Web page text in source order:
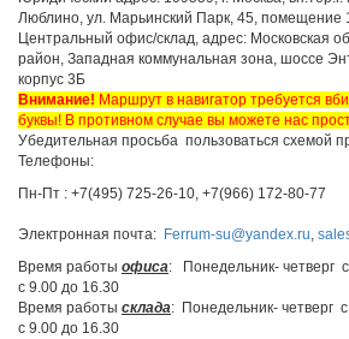
Люблино, ул. Марьинский Парк, 45, помещение
Центральный офис/склад, адрес: Московская
район, Западная коммунальная зона, шоссе
корпус 3Б
Внимание! Маршрут в навигатор требуется
буквы! В противном случае вы можете нас
Убедительная просьба пользоваться схемой
Телефоны:
Пн-Пт : +7(495) 725-26-10, +7(966) 172-80-77
Электронная почта: Ferrum-su@yandex.ru,
Время работы офиса: Понедельник- четверг
с 9.00 до 16.30
Время работы склада: Понедельник- четверг
с 9.00 до 16.30